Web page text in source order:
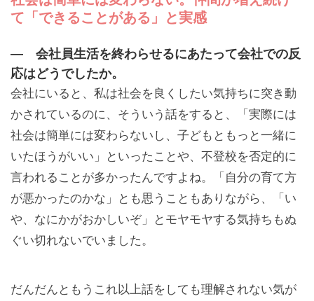
て「できることがある」と実感
— 会社員生活を終わらせるにあたって会社での反
応はどうでしたか。
会社にいると、私は社会を良くしたい気持ちに突き動
かされているのに、そういう話をすると、「実際には
社会は簡単には変わらないし、子どもともっと一緒に
いたほうがいい」といったことや、不登校を否定的に
言われることが多かったんですよね。「自分の育て方
が悪かったのかな」とも思うこともありながら、「い
や、なにかがおかしいぞ」とモヤモヤする気持ちもぬ
ぐい切れないでいました。
だんだんともうこれ以上話をしても理解されない気が